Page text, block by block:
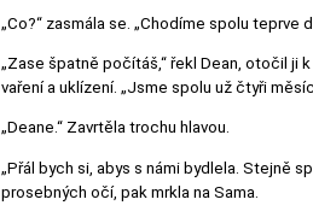
„Co?“ zasmála se. „Chodíme spolu teprve
„Zase špatně počítáš,“ řekl Dean, otočil ji
vaření a uklízení. „Jsme spolu už čtyři
„Deane.“ Zavrtěla trochu hlavou.
„Přál bych si, abys s námi bydlela. Stejně
prosebných očí, pak mrkla na Sama.